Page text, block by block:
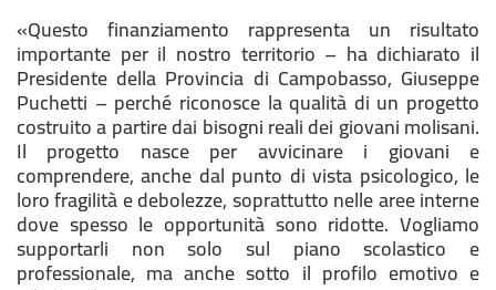
«Questo finanziamento rappresenta un risultato
importante per il nostro territorio – ha dichiarato il
Presidente della Provincia di Campobasso, Giuseppe
Puchetti – perché riconosce la qualità di un progetto
costruito a partire dai bisogni reali dei giovani molisani.
Il progetto nasce per avvicinare i giovani e
comprendere, anche dal punto di vista psicologico, le
loro fragilità e debolezze, soprattutto nelle aree interne
dove spesso le opportunità sono ridotte. Vogliamo
supportarli non solo sul piano scolastico e
professionale, ma anche sotto il profilo emotivo e